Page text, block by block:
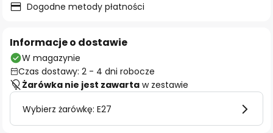
Dogodne metody płatności
Informacje o dostawie
W magazynie
Czas dostawy: 2 - 4 dni robocze
Żarówka nie jest zawarta w zestawie
Wybierz żarówkę: E27